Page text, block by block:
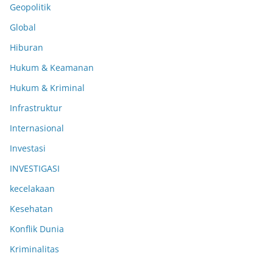
Geopolitik
Global
Hiburan
Hukum & Keamanan
Hukum & Kriminal
Infrastruktur
Internasional
Investasi
INVESTIGASI
kecelakaan
Kesehatan
Konflik Dunia
Kriminalitas